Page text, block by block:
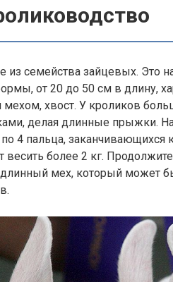
семейства зайцевых. Это
от 20 до 50 см в длину,
хвост. У кроликов
делая длинные прыжки.
4 пальца, заканчивающихся
весить более 2 кг.
мех, который может